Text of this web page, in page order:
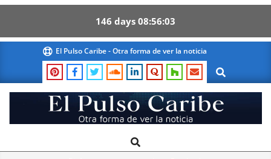
146 days 08 56 02
content
El Pulso Caribe - Otra forma de ver la noticia
Search
El
Pulso
Navigation
Search